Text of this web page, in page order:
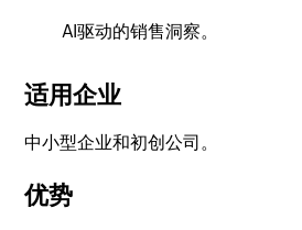
AI驱动的销售洞察。
适用企业
中小型企业和初创公司。
优势